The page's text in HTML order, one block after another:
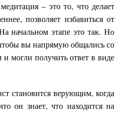
– это то, что делает
позволяет избавиться от
начальном этапе это так. Но
вы напрямую общались со
могли получить ответ в виде
становится верующим, когда
он знает, что находится на